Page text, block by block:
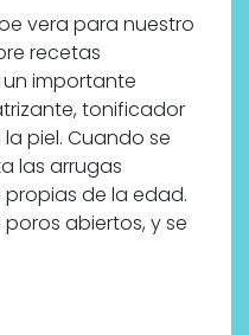
vera para nuestro
recetas
un importante
tonificador
piel. Cuando se
las arrugas
de la edad.
abiertos, y se